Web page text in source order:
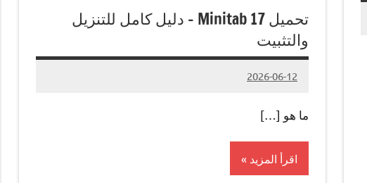
تحميل Minitab 17 – دليل كامل للتنزيل
والتثبيت
2026-06-12
Admin#
لا
تعليقات
ما هو […]
اقرأ المزيد